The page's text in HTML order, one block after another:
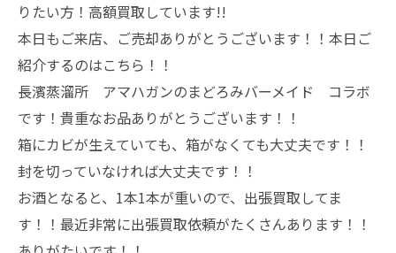
りたい方！高額買取しています!!
本日もご来店、ご売却ありがとうございます！！本日ご
紹介するのはこちら！！
長濱蒸溜所 アマハガンのまどろみバーメイド コラボ
です！貴重なお品ありがとうございます！！
箱にカビが生えていても、箱がなくても大丈夫です！！
封を切っていなければ大丈夫です！！
お酒となると、1本1本が重いので、出張買取してま
す！！最近非常に出張買取依頼がたくさんあります！！